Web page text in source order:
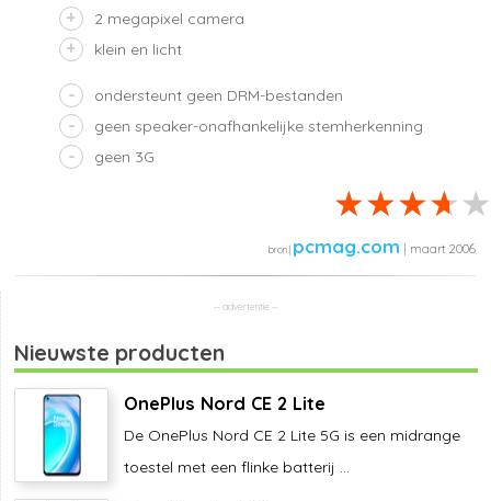
2 megapixel camera
klein en licht
ondersteunt geen DRM-bestanden
geen speaker-onafhankelijke stemherkenning
geen 3G
pcmag.com | maart 2006
Nieuwste producten
OnePlus Nord CE 2 Lite
De OnePlus Nord CE 2 Lite 5G is een midrange
toestel met een flinke batterij ...